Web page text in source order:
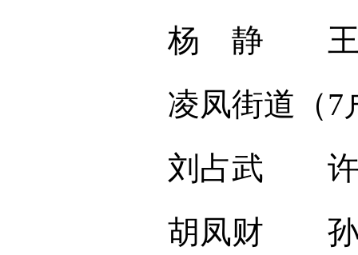
杨 静 王
凌凤街道（7
刘占武 许
胡凤财